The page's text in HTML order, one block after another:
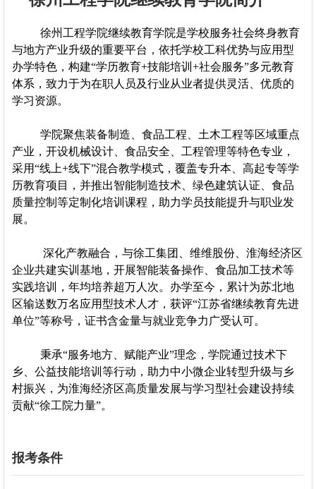
徐州工程学院继续教育学院是学校服务社会终身教育
与地方产业升级的重要平台，依托学校工科优势与应用型
办学特色，构建“学历教育+技能培训+社会服务”多元教育
体系，致力于为在职人员及行业从业者提供灵活、优质的
学习资源。
学院聚焦装备制造、食品工程、土木工程等区域重点
产业，开设机械设计、食品安全、工程管理等特色专业，
采用“线上+线下”混合教学模式，覆盖专升本、高起专等学
历教育项目，并推出智能制造技术、绿色建筑认证、食品
质量控制等定制化培训课程，助力学员技能提升与职业发
展。
深化产教融合，与徐工集团、维维股份、淮海经济区
企业共建实训基地，开展智能装备操作、食品加工技术等
实践培训，年均培养超万人次。办学至今，累计为苏北地
区输送数万名应用型技术人才，获评“江苏省继续教育先进
单位”等称号，证书含金量与就业竞争力广受认可。
秉承“服务地方、赋能产业”理念，学院通过技术下
乡、公益技能培训等行动，助力中小微企业转型升级与乡
村振兴，为淮海经济区高质量发展与学习型社会建设持续
贡献“徐工院力量”。
报考条件